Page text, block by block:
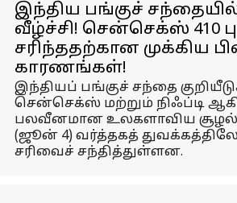
இந்திய பங்குச்
வீழ்ச்சி! சென்செக்ஸ் 410
சரிந்ததற்கான முக்கிய
காரணங்கள்!
இந்தியப் பங்குச் சந்தை
சென்செக்ஸ் மற்றும் நிஃப்டி
பலவீனமான உலகளாவிய
(ஜூன் 4) வர்த்தகத்
சரிவைச் சந்தித்துள்ளன.